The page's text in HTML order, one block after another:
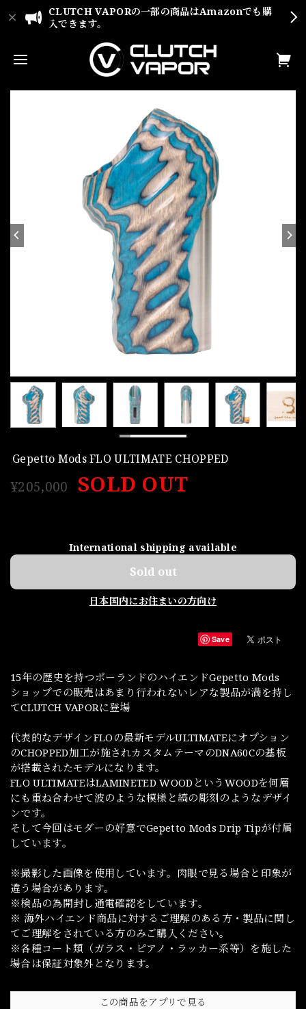
CLUTCH VAPORの一部の商品はAmazonでも購
入できます。
Gepetto Mods FLO ULTIMATE CHOPPED
¥205,000 SOLD OUT
International shipping available
Sold out
日本国内にお住まいの方向け
Save
15年の歴史を持つポーランドのハイエンドGepetto Mods
ショップでの販売はあまり行われないレアな製品が満を持し
てCLUTCH VAPORに登場
代表的なデザインFLOの最新モデルULTIMATEにオプション
のCHOPPED加工が施されカスタムテーマのDNA60Cの基板
が搭載されたモデルになります。
FLO ULTIMATEはLAMINETED WOODというWOODを何層
にも重ね合わせて波のような模様と縞の彫刻のようなデザイ
ンです。
そして今回はモダーの好意でGepetto Mods Drip Tipが付属
しています。
※撮影した画像を使用しています。肉眼で見る場合と印象が
違う場合があります。
※検品の為開封し通電確認をしています。
※ 海外ハイエンド商品に対するご理解のある方・製品に関し
てご理解をされている方のみご購入ください。
※各種コート類（ガラス・ピアノ・ラッカー系等）を施した
場合は保証対象外となります。
この商品をアプリで見る